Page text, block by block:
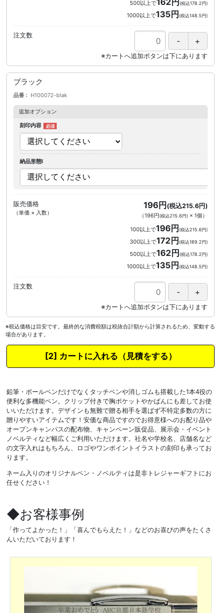
500以上で (税込178.2円)
1000以上で135円(税込148.5円)
注文数
ブラック
品番 H100072-blak
追加オプション
刻印内容
納品形態I
販売価格
（単価 × 入数）
196円 (税込215.6円)
（196円(税込215.6円)× 1個 ）
100以上で196円(税込215.6円)
300以上で172円(税込189.2円)
500以上で162円(税込178.2円)
1000以上で135円(税込148.5円)
注文数
※税込価格は目安です。最終的な消費税額は税抜合計額から計算されるため、変動する
場合があります。
カートに入れる
鉛筆・ボールペンだけでなくタッチペンや消しゴムも搭載した1本4役の
便利な多機能ペン。クリップ付きで胸ポケットやかばんにも差してお使
いいただけます。デザインも無難で贈る相手を選ばず不特定多数の方に
贈りやすいアイテムです！安価な商品ですのでお得意様へのお配り品や
オープンキャンパスの配布物、キャンペーン販促品、展示会・イベント
ノベルティなど幅広くご利用いただけます。社名や学校名、店舗名など
の文字入れはもちろん、ロゴやワンポイントイラストの刻印も承ってお
ります。
ネーム入りのオリジナルペン・ノベルティは是非トレジャーギフトにお
任せください！
◆お客様事例
「作ってよかった！」「喜んでもらえた！」などのお喜びの声をたくさ
んいただいております！